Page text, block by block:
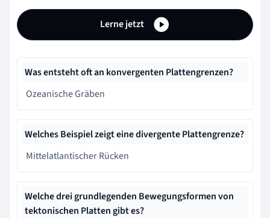
Lerne jetzt
Was entsteht oft an konvergenten Plattengrenzen?
Ozeanische Gräben
Welches Beispiel zeigt eine divergente Plattengrenze?
Mittelatlantischer Rücken
Welche drei grundlegenden Bewegungsformen von
tektonischen Platten gibt es?